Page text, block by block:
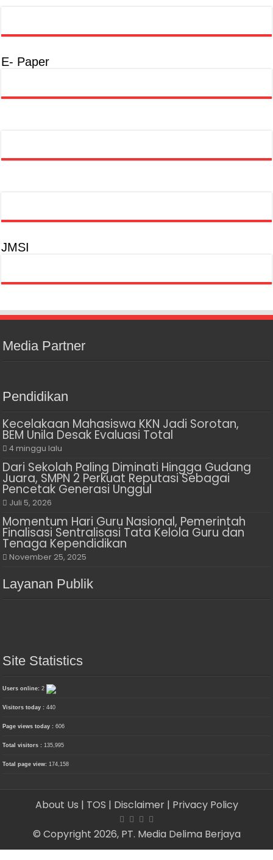
E- Paper
JMSI
Media Partner
Pendidikan
Kecelakaan Mahasiswa KKN Jadi Sorotan,
BEM Unila Desak Evaluasi Total
4 minggu lalu
Dari Sekolah Paling Diminati Hingga Gudang
Juara, SMPN 2 Perkuat Reputasi Sebagai
Pencetak Generasi Unggul
Juli 5, 2026
Momentum Hari Guru Nasional, Pemerintah
Finalisasi Sentralisasi Tata Kelola Guru dan
Tenaga Kependidikan
November 25, 2025
Layanan Publik
Site Statistics
Users online:2
Visitors today :440
Page views today :606
Total visitors :135,995
Total page view:174,158
About Us | TOS | Disclaimer | Privacy Policy
© Copyright 2026, PT. Media Delima Berjaya